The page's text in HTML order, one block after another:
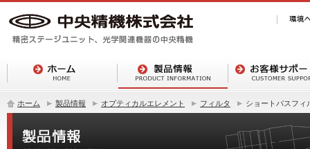
ホーム 製品情報 オプティカルエレメント フィルタ ショートパスフィ